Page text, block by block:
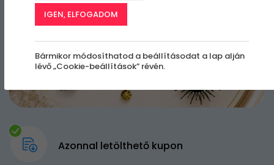
Azonnal letölthető kupon
IGEN, ELFOGADOM
Bármikor módosíthatod a beállításodat a lap alján
lévő „Cookie-beállítások” révén.